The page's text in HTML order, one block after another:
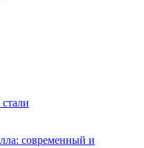
современный и